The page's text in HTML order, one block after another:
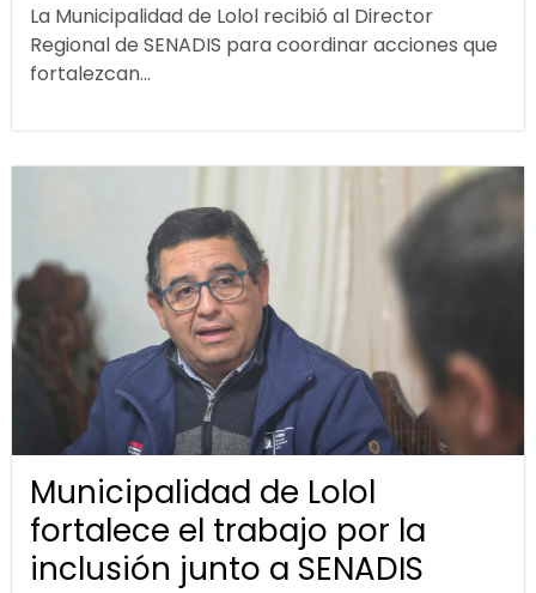
La Municipalidad de Lolol recibió al Director
Regional de SENADIS para coordinar acciones que
fortalezcan...
Municipalidad de Lolol
fortalece el trabajo por la
inclusión junto a SENADIS